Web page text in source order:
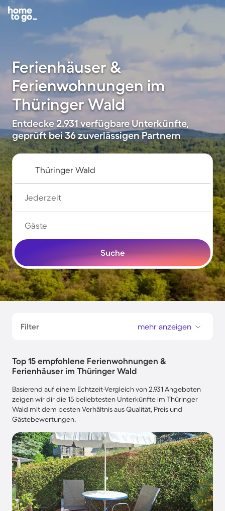
Ferienhäuser &
Ferienwohnungen im
Thüringer Wald
Entdecke 2.931 verfügbare Unterkünfte,
geprüft bei 36 zuverlässigen Partnern
Jederzeit
Gäste
Suche
Filter mehr anzeigen
Top 15 empfohlene Ferienwohnungen &
Ferienhäuser im Thüringer Wald
Basierend auf einem Echtzeit-Vergleich von 2.931 Angeboten
zeigen wir dir die 15 beliebtesten Unterkünfte im Thüringer
Wald mit dem besten Verhältnis aus Qualität, Preis und
Gästebewertungen.